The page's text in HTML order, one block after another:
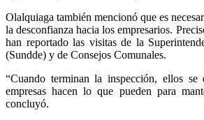
Olalquiaga también mencionó que es
la desconfianza hacia los empresarios.
han reportado las visitas de la
(Sundde) y de Consejos Comunales.
“Cuando terminan la inspección, ellos
empresas hacen lo que pueden para
concluyó.